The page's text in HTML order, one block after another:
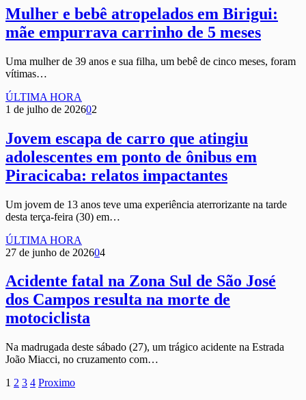
Mulher e bebê atropelados em Birigui:
mãe empurrava carrinho de 5 meses
Uma mulher de 39 anos e sua filha, um bebê de cinco meses, foram
vítimas…
ÚLTIMA HORA
1 de julho de 202602
Jovem escapa de carro que atingiu
adolescentes em ponto de ônibus em
Piracicaba: relatos impactantes
Um jovem de 13 anos teve uma experiência aterrorizante na tarde
desta terça-feira (30) em…
ÚLTIMA HORA
27 de junho de 202604
Acidente fatal na Zona Sul de São José
dos Campos resulta na morte de
motociclista
Na madrugada deste sábado (27), um trágico acidente na Estrada
João Miacci, no cruzamento com…
1 2 3 4 Proximo